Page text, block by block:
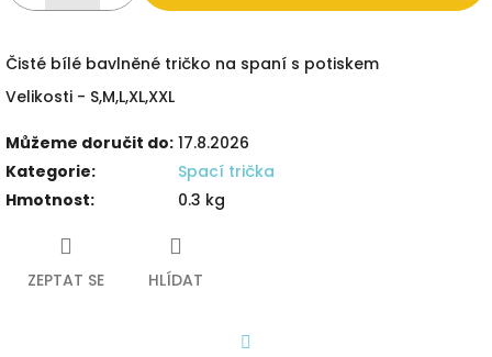
Čisté bílé bavlněné tričko na spaní s potiskem
Velikosti - S,M,L,XL,XXL
Můžeme doručit do: 17.8.2026
Kategorie:
Spací trička
Hmotnost: 0.3 kg
ZEPTAT SE HLÍDAT